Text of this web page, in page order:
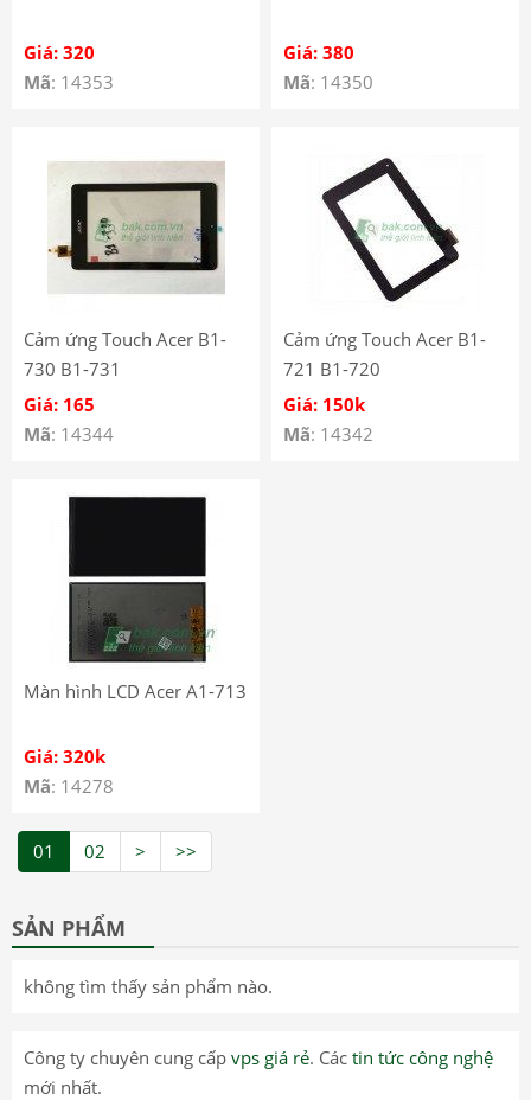
Giá: 320
Mã: 14353
Giá: 380
Mã: 14350
Cảm ứng Touch Acer B1-
730 B1-731
Giá: 165
Mã: 14344
Cảm ứng Touch Acer B1-
721 B1-720
Giá: 150k
Mã: 14342
Màn hình LCD Acer A1-713
Giá: 320k
Mã: 14278
01 02 > >>
SẢN PHẨM
không tìm thấy sản phẩm nào.
Công ty chuyên cung cấp vps giá rẻ. Các tin tức công nghệ
mới nhất.